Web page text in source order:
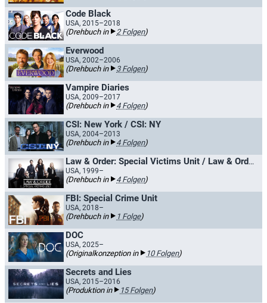
Code Black
USA, 2015–2018
(Drehbuch in 2 Folgen)
Everwood
USA, 2002–2006
(Drehbuch in 3 Folgen)
Vampire Diaries
USA, 2009–2017
(Drehbuch in 4 Folgen)
CSI: New York / CSI: NY
USA, 2004–2013
(Drehbuch in 4 Folgen)
Law & Order: Special Victims Unit / Law & Order: New York
USA, 1999–
(Drehbuch in 4 Folgen)
FBI: Special Crime Unit
USA, 2018–
(Drehbuch in 1 Folge)
DOC
USA, 2025–
(Originalkonzeption in 10 Folgen)
Secrets and Lies
USA, 2015–2016
(Produktion in 15 Folgen)